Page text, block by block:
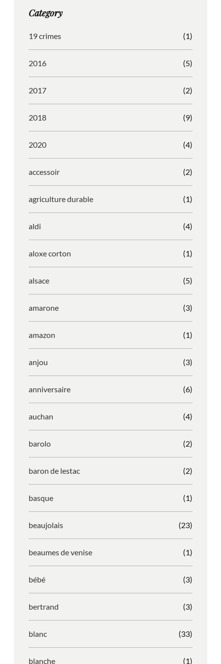
r
m
o
Category
19 crimes (1)
2016 (5)
2017 (2)
2018 (9)
2020 (4)
accessoir (2)
agriculture durable (1)
aldi (4)
aloxe corton (1)
alsace (5)
amarone (3)
amazon (1)
anjou (3)
anniversaire (6)
auchan (4)
barolo (2)
baron de lestac (2)
basque (1)
beaujolais (23)
beaumes de venise (1)
bébé (3)
bertrand (3)
blanc (33)
blanche (1)